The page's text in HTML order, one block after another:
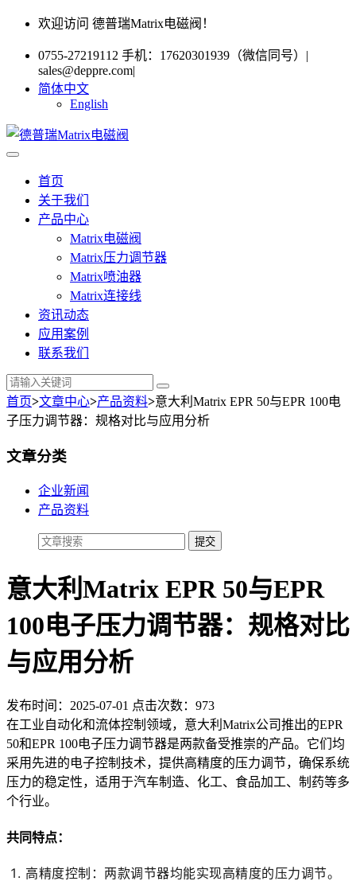
欢迎访问 德普瑞Matrix电磁阀！
0755-27219112 手机：17620301939（微信同号） |
sales@deppre.com|
简体中文
English
首页
关于我们
产品中心
Matrix电磁阀
Matrix压力调节器
Matrix喷油器
Matrix连接线
资讯动态
应用案例
联系我们
首页>文章中心>产品资料>意大利Matrix EPR 50与EPR 100电
子压力调节器：规格对比与应用分析
文章分类
企业新闻
产品资料
意大利Matrix EPR 50与EPR
100电子压力调节器：规格对比
与应用分析
发布时间：2025-07-01 点击次数：973
在工业自动化和流体控制领域，意大利Matrix公司推出的EPR
50和EPR 100电子压力调节器是两款备受推崇的产品。它们均
采用先进的电子控制技术，提供高精度的压力调节，确保系统
压力的稳定性，适用于汽车制造、化工、食品加工、制药等多
个行业。
共同特点：
高精度控制：两款调节器均能实现高精度的压力调节。